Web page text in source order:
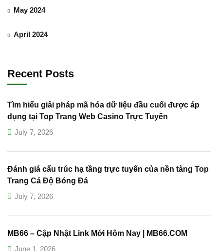
May 2024
April 2024
Recent Posts
Tìm hiểu giải pháp mã hóa dữ liệu đầu cuối được áp
dụng tại Top Trang Web Casino Trực Tuyến
July 7, 2026
Đánh giá cấu trúc hạ tầng trực tuyến của nền tảng Top
Trang Cá Độ Bóng Đá
July 7, 2026
MB66 – Cập Nhật Link Mới Hôm Nay | MB66.COM
June 1, 2026